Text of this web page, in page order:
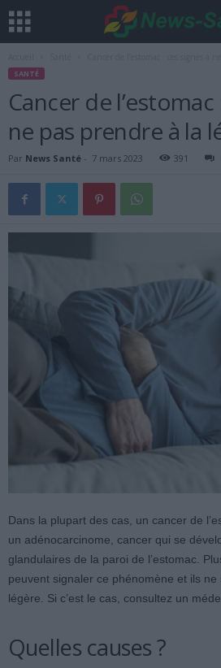
SANTÉ
Cancer de l’estomac
ne pas prendre à la
Par News Santé - 7 mars 2023 391
Dans la plupart des cas, un cancer de
un adénocarcinome, cancer qui se
glandulaires de la paroi de l’estomac.
peuvent signaler ce phénomène et ils
légère. Si c’est le cas, consultez un
Quelles causes ?